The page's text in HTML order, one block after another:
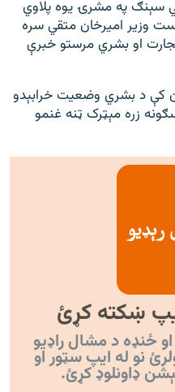
سېنګ په مشرۍ یوه پلاوي
وزیر امیرخان متقي سره
تجارت او بشري مرستو خبرې
کې د بشري وضعیت خرابېدو
زره مېټرک ټنه غنمو
ښکته کړئ
ځنډه د مشال راډیو
نو له ایپ سټور او
ډاونلوډ کړئ.